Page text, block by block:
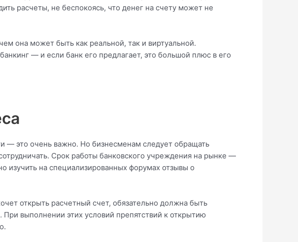
расчеты, не беспокоясь, что денег на счету может не
она может быть как реальной, так и виртуальной.
— и если банк его предлагает, это большой плюс в его
— это очень важно. Но бизнесменам следует обращать
Срок работы банковского учреждения на рынке —
изучить на специализированных форумах отзывы о
открыть расчетный счет, обязательно должна быть
выполнении этих условий препятствий к открытию